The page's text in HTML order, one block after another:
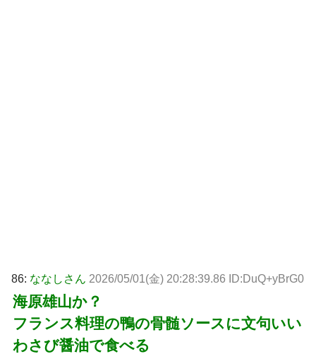
86: ななしさん 2026/05/01(金) 20:28:39.86 ID:DuQ+yBrG0
海原雄山か？
フランス料理の鴨の骨髄ソースに文句いい
わさび醤油で食べる